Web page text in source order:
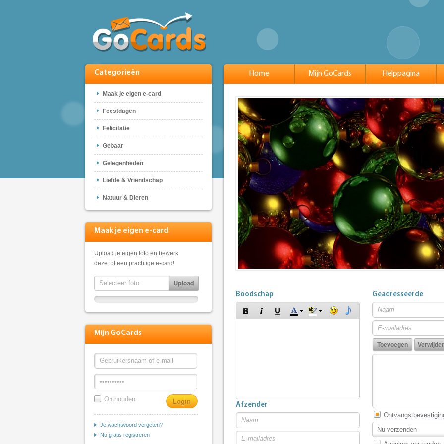
Categorieën
Maak je eigen e-card
Feestdagen
Felicitatie
Gebaar
Gelegenheden
Liefde & Vriendschap
Natuur & Dieren
Maak je eigen e-card
Upload je eigen foto en bewerk
deze tot een prachtige e-card!
Mijn GoCards
Onthouden
Je wachtwoord vergeten?
Nu gratis registreren
Home Mijn GoCards Helppagina
Boodschap
Afzender
Geadresseerde
Nu verzenden